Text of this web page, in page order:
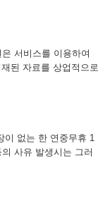
서비스를 이용하여
된 자료를 상업적으로
이 없는 한 연중무휴 1
사유 발생시는 그러